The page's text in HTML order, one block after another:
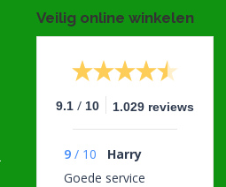
Veilig online winkelen
9.1 / 10 1.029 reviews
9 / 10
Harry
Goede service